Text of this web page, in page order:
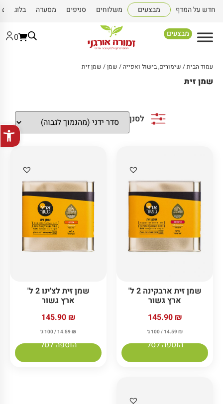
פתח
חדש על המדף מבצעים משלוחים סניפים מסעדה בלוג
מבצעים 0
עמוד הבית/ שימורים, בישול ואפייה/ שמן/ שמן זית
שמן זית
לסנן
שמן זית ארבקינה 2 ל'
ארץ גשור
145.90 ₪
14.59 ₪ / 100 ג׳
הוספה לסל
שמן זית לצ'ינו 2 ל'
ארץ גשור
145.90 ₪
14.59 ₪ / 100 ג׳
הוספה לסל